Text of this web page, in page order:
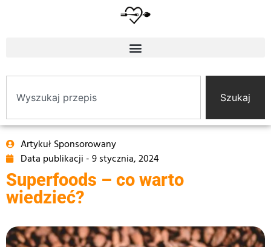
Szukaj
Artykuł Sponsorowany
Data publikacji - 9 stycznia, 2024
Superfoods – co warto
wiedzieć?